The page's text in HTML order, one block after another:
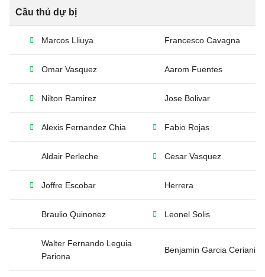
Cầu thủ dự bị
Marcos Lliuya Francesco Cavagna
Omar Vasquez Aarom Fuentes
Nilton Ramirez Jose Bolivar
Alexis Fernandez Chia Fabio Rojas
Aldair Perleche Cesar Vasquez
Joffre Escobar Herrera
Braulio Quinonez Leonel Solis
Walter Fernando Leguia
Pariona
Benjamin Garcia Ceriani